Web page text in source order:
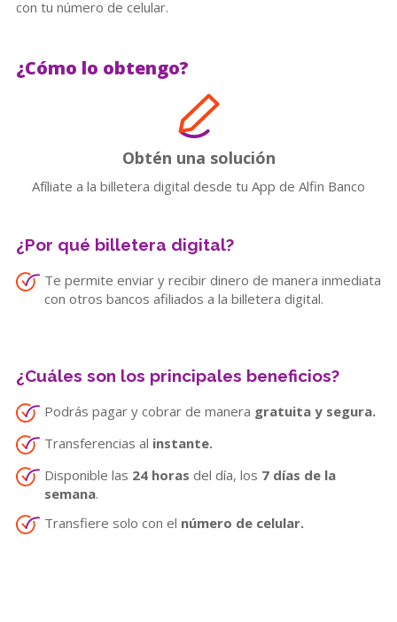
con tu número de celular.
¿Cómo lo obtengo?
Obtén una solución
Afíliate a la billetera digital desde tu App de Alfin Banco
¿Por qué billetera digital?
Te permite enviar y recibir dinero de manera inmediata
con otros bancos afiliados a la billetera digital.
¿Cuáles son los principales beneficios?
Podrás pagar y cobrar de manera gratuita y segura.
Transferencias al instante.
Disponible las 24 horas del día, los 7 días de la
semana.
Transfiere solo con el número de celular.